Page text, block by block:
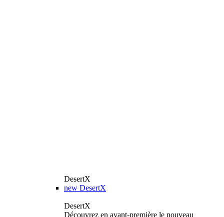
DesertX
new DesertX
DesertX
Découvrez en avant-première le nouveau